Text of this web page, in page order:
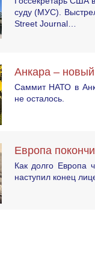
суду (МУС).
Street Journal…
Анкара –
Саммит НАТО в
не осталось.
Европа
Как долго Европа
наступил конец